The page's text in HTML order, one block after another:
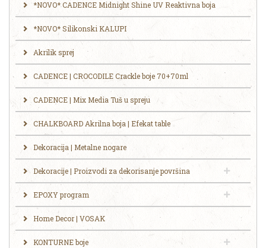
*NOVO* CADENCE Midnight Shine UV Reaktivna boja
*NOVO* Silikonski KALUPI
Akrilik sprej
CADENCE | CROCODILE Crackle boje 70+70ml
CADENCE | Mix Media Tuš u spreju
CHALKBOARD Akrilna boja | Efekat table
Dekoracija | Metalne nogare
Dekoracije | Proizvodi za dekorisanje površina
EPOXY program
Home Decor | VOSAK
KONTURNE boje